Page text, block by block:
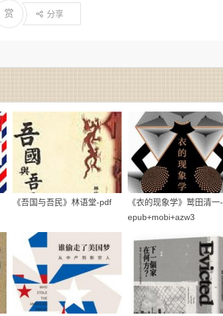
赏 分享
《吾国与吾民》林语堂-pdf
《衣的现象学》鹫田清一-
epub+mobi+azw3